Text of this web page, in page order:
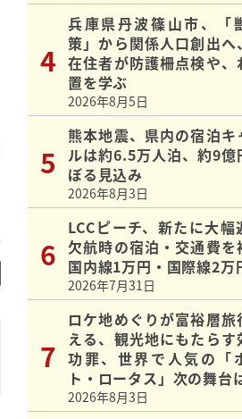
兵庫県丹波篠山市、「
策」から関係人口創出へ
在住者が防護柵点検や、
置を学ぶ
2026年8月5日
熊本地震、県内の宿泊キ
ルは約6.5万人泊、約9億
ぼる見込み
2026年8月3日
LCCピーチ、新たに大幅
欠航時の宿泊・交通費を
国内線1万円・国際線2万
2026年7月31日
ロケ地めぐりが富裕層旅
える、観光地にもたらす
功罪、世界で人気の「
ト・ロータス」次の舞台
2026年8月3日